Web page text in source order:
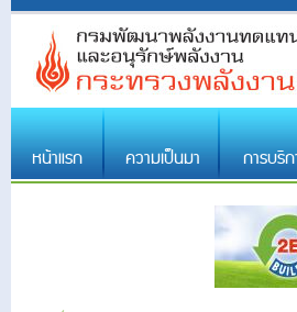
หน้าแรก ความเป็นมา การบริ